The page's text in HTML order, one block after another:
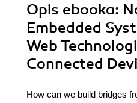
Opis ebooka:
Embedded
Web
Connected
How can we build bridges